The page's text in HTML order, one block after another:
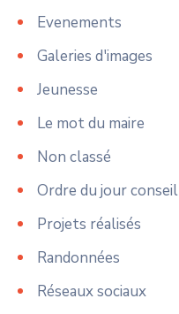
Evenements
Galeries d'images
Jeunesse
Le mot du maire
Non classé
Ordre du jour conseil
Projets réalisés
Randonnées
Réseaux sociaux